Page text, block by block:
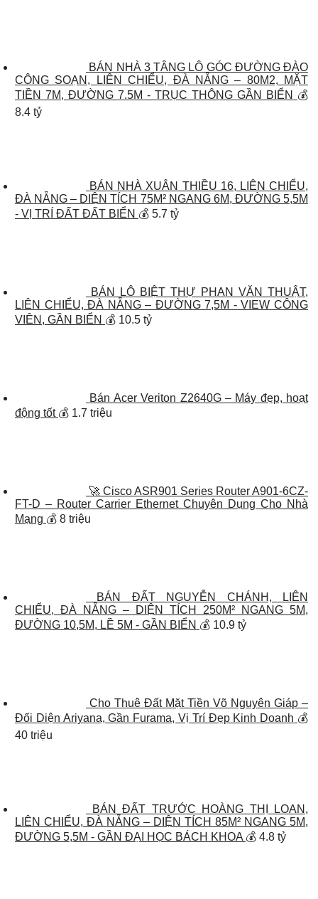
BÁN NHÀ 3 TÂNG LÔ GÓC ĐƯỜNG ĐÀO
CÔNG SOẠN, LIÊN CHIỂU, ĐÀ NẴNG – 80M2, MẶT
TIỀN 7M, ĐƯỜNG 7.5M - TRỤC THÔNG GẦN BIỂN 💰
8.4 tỷ
BÁN NHÀ XUÂN THIỀU 16, LIÊN CHIỂU,
ĐÀ NẴNG – DIỆN TÍCH 75M² NGANG 6M, ĐƯỜNG 5,5M
- VỊ TRÍ ĐẤT ĐẤT BIỂN 💰 5.7 tỷ
BÁN LÔ BIỆT THỰ PHAN VĂN THUẬT,
LIÊN CHIỂU, ĐÀ NẴNG – ĐƯỜNG 7,5M - VIEW CÔNG
VIÊN, GẦN BIỂN 💰 10.5 tỷ
Bán Acer Veriton Z2640G – Máy đẹp, hoạt
động tốt 💰 1.7 triệu
🚀 Cisco ASR901 Series Router A901-6CZ-
FT-D – Router Carrier Ethernet Chuyên Dụng Cho Nhà
Mạng 💰 8 triệu
BÁN ĐẤT NGUYỄN CHÁNH, LIÊN
CHIỂU, ĐÀ NẴNG – DIỆN TÍCH 250M² NGANG 5M,
ĐƯỜNG 10,5M, LỀ 5M - GẦN BIỂN 💰 10.9 tỷ
Cho Thuê Đất Mặt Tiền Võ Nguyên Giáp –
Đối Diện Ariyana, Gần Furama, Vị Trí Đẹp Kinh Doanh 💰
40 triệu
BÁN ĐẤT TRƯỚC HOÀNG THỊ LOAN,
LIÊN CHIỂU, ĐÀ NẴNG – DIỆN TÍCH 85M² NGANG 5M,
ĐƯỜNG 5,5M - GẦN ĐẠI HỌC BÁCH KHOA 💰 4.8 tỷ